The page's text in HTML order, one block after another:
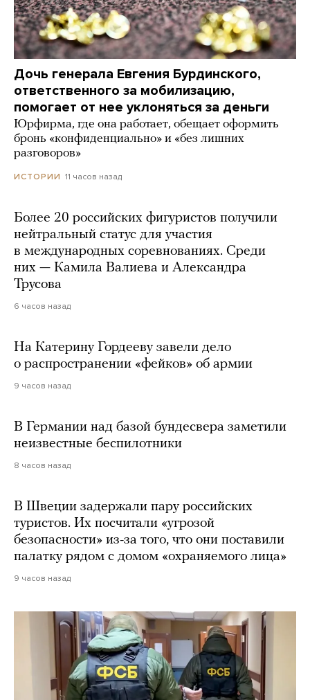
Дочь генерала Евгения Бурдинского,
ответственного за мобилизацию,
помогает от нее уклоняться за деньги
Юрфирма, где она работает, обещает оформить
бронь «конфиденциально» и «без лишних
разговоров»
ИСТОРИИ 11 часов назад
Более 20 российских фигуристов получили
нейтральный статус для участия
в международных соревнованиях. Среди
них — Камила Валиева и Александра
Трусова
6 часов назад
На Катерину Гордееву завели дело
о распространении «фейков» об армии
9 часов назад
В Германии над базой бундесвера заметили
неизвестные беспилотники
8 часов назад
В Швеции задержали пару российских
туристов. Их посчитали «угрозой
безопасности» из-за того, что они поставили
палатку рядом с домом «охраняемого лица»
9 часов назад